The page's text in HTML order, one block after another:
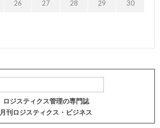
26 27 28 29 30
ロジスティクス管理の専門誌
月刊ロジスティクス・ビジネス